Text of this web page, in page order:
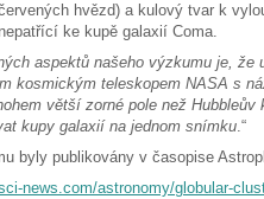
hvězd) a kulový tvar k
ke kupě galaxií Coma.
aspektů našeho výzkumu je,
kosmickým teleskopem NASA s
větší zorné pole než Hubbleův
kupy galaxií na jednom snímku.“
byly publikovány v časopise
news.com/astronomy/globular-